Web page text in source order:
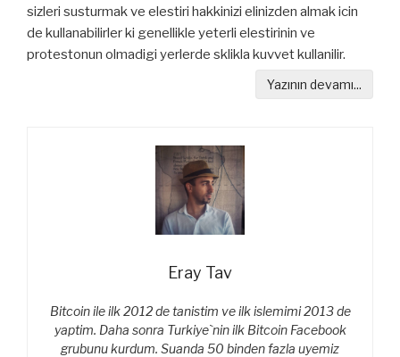
sizleri susturmak ve elestiri hakkinizi elinizden almak icin
de kullanabilirler ki genellikle yeterli elestirinin ve
protestonun olmadigi yerlerde sklikla kuvvet kullanilir.
Yazının devamı...
Eray Tav
Bitcoin ile ilk 2012 de tanistim ve ilk islemimi 2013 de
yaptim. Daha sonra Turkiye`nin ilk Bitcoin Facebook
grubunu kurdum. Suanda 50 binden fazla uyemiz